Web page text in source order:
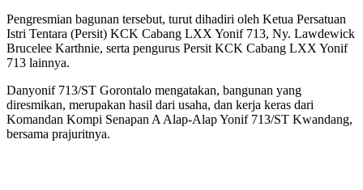
Pengresmian bagunan tersebut, turut dihadiri oleh Ketua Persatuan
Istri Tentara (Persit) KCK Cabang LXX Yonif 713, Ny. Lawdewick
Brucelee Karthnie, serta pengurus Persit KCK Cabang LXX Yonif
713 lainnya.
Danyonif 713/ST Gorontalo mengatakan, bangunan yang
diresmikan, merupakan hasil dari usaha, dan kerja keras dari
Komandan Kompi Senapan A Alap-Alap Yonif 713/ST Kwandang,
bersama prajuritnya.